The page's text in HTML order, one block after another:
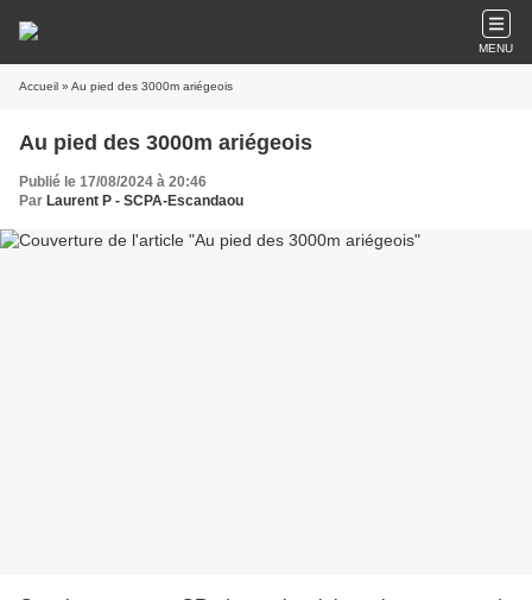
MENU
Accueil » Au pied des 3000m ariégeois
Au pied des 3000m ariégeois
Publié le 17/08/2024 à 20:46
Par Laurent P - SCPA-Escandaou